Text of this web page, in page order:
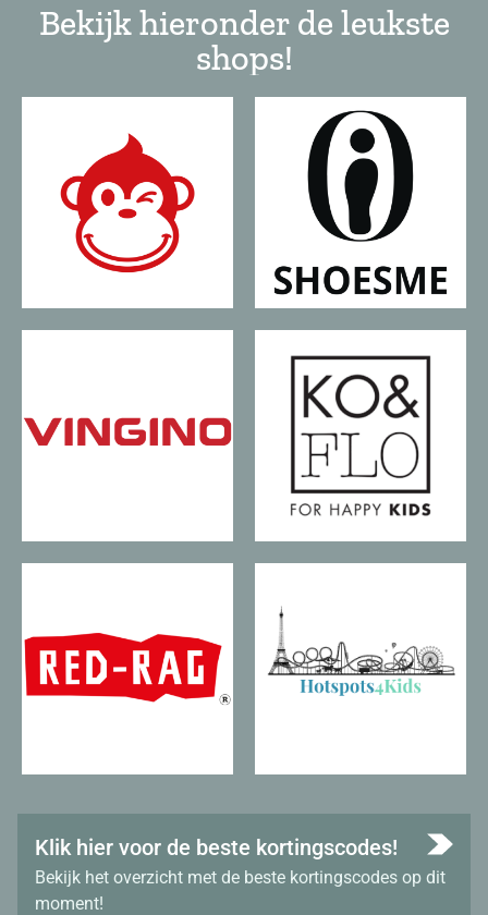
Bekijk hieronder de leukste
shops!
Klik hier voor de beste kortingscodes!
Bekijk het overzicht met de beste kortingscodes op dit
moment!